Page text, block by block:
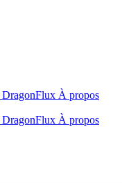
DragonFlux À propos
DragonFlux À propos